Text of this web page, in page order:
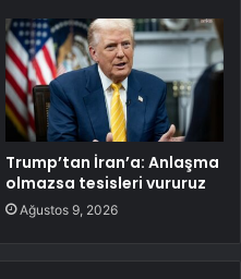
Trump’tan İran’a: Anlaşma
olmazsa tesisleri vururuz
Ağustos 9, 2026